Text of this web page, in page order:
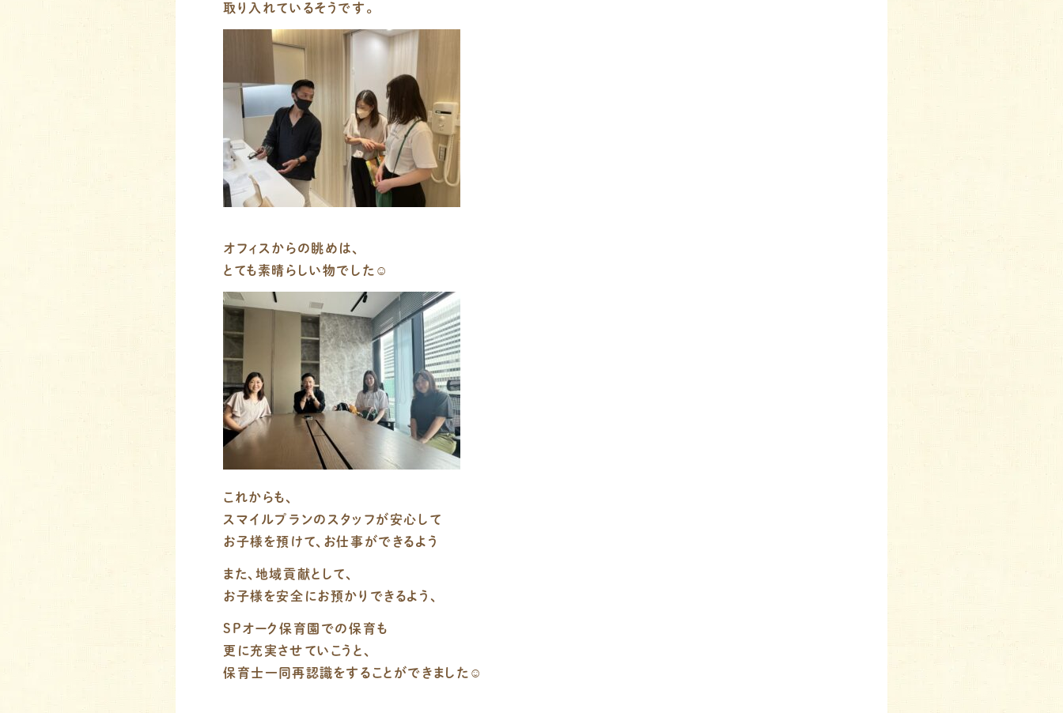
取り入れているそうです。
オフィスからの眺めは、
とても素晴らしい物でした☺️
これからも、
スマイルプランのスタッフが安心して
お子様を預けて、お仕事ができるよう
また、地域貢献として、
お子様を安全にお預かりできるよう、
SPオーク保育園での保育も
更に充実させていこうと、
保育士一同再認識をすることができました☺️